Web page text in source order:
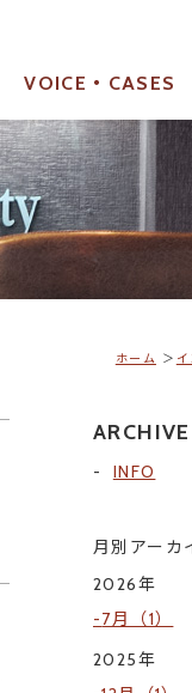
VOICE・CASES
お客様の声・成功事例
ホーム
ARCHIVE
INFO
月別アーカ
2026年
7月（1）
2025年